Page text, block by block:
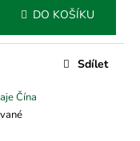
DO KOŠÍKU
Čína
Sdílet